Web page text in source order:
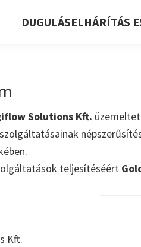
DUGULÁSELHÁRÍTÁS
Solutions Kft.
teljesítéséért
Kft.